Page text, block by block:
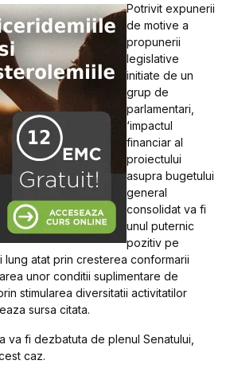
Potrivit expunerii
de motive a
propunerii
legislative
initiate de un
grup de
parlamentari,
‘impactul
financiar al
proiectului
asupra bugetului
general
consolidat va fi
unul puternic
pozitiv pe
lung atat prin cresterea conformarii
unor conditii suplimentare de
stimularea diversitatii activitatilor
sursa citata.
va fi dezbatuta de plenul Senatului,
caz.